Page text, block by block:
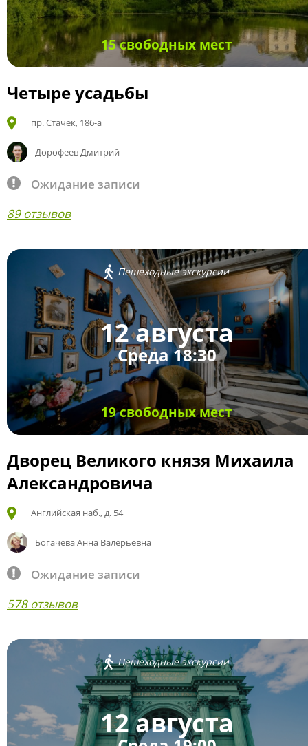
15 свободных мест
Четыре усадьбы
пр. Стачек, 186-а
Дорофеев Дмитрий
Ожидание записи
89 отзывов
Пешеходные экскурсии
12 августа
Среда 18:30
19 свободных мест
Дворец Великого князя Михаила
Александровича
Английская наб., д. 54
Богачева Анна Валерьевна
Ожидание записи
578 отзывов
Пешеходные экскурсии
12 августа